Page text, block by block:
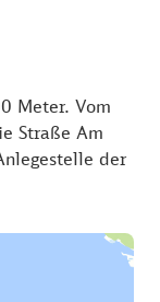
Meter. Vom
Straße Am
der